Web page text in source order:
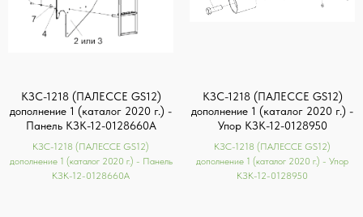
КЗС-1218 (ПАЛЕССЕ GS12)
дополнение 1 (каталог 2020 г.) -
Панель КЗК-12-0128660А
КЗС-1218 (ПАЛЕССЕ GS12)
дополнение 1 (каталог 2020 г.) - Панель
КЗК-12-0128660А
КЗС-1218 (ПАЛЕССЕ GS12)
дополнение 1 (каталог 2020 г.) -
Упор КЗК-12-0128950
КЗС-1218 (ПАЛЕССЕ GS12)
дополнение 1 (каталог 2020 г.) - Упор
КЗК-12-0128950